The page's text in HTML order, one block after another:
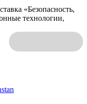
«Безопасность,
технологии,